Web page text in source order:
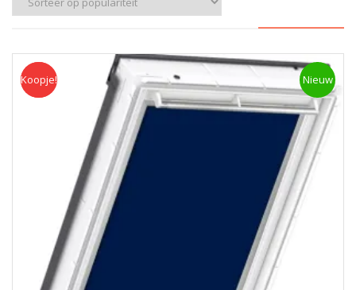
Koopje Nieuw
Koopje!